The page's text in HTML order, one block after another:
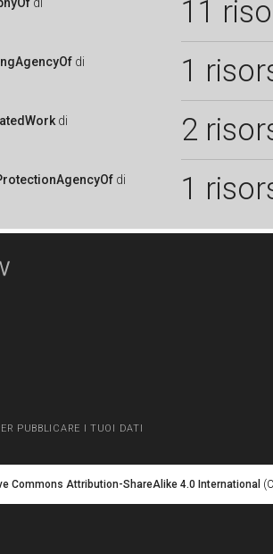
11
di 1
di 2
di 1
PUBBLICARE I TUOI DATI
Commons Attribution-ShareAlike 4.0 International